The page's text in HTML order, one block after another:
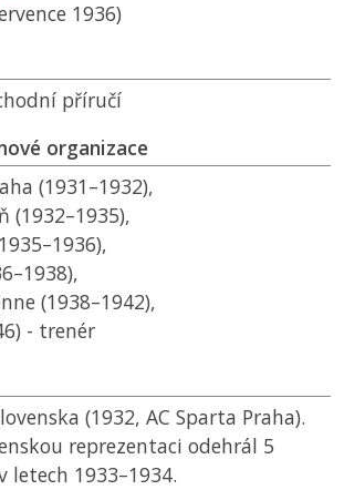
1936)
příručí
organizace
(1931–1932),
(1932–1935),
(1938–1942),
- trenér
(1932, AC Sparta Praha).
reprezentaci odehrál 5
1933–1934.